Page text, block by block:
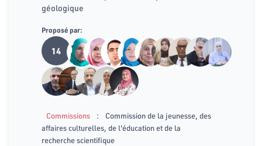
géologique
Proposé par:
14
Commissions :
Commission de la jeunesse, des
affaires culturelles, de l'éducation et de la
recherche scientifique